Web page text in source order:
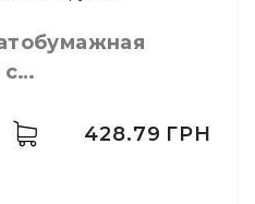
PVA
С отжимом
с
428.79 ГРН